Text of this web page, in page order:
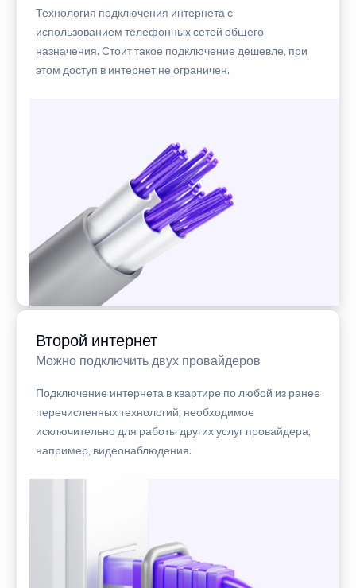
Технология подключения интернета с
использованием телефонных сетей общего
назначения. Стоит такое подключение дешевле, при
этом доступ в интернет не ограничен.
Второй интернет
Можно подключить двух провайдеров
Подключение интернета в квартире по любой из ранее
перечисленных технологий, необходимое
исключительно для работы других услуг провайдера,
например, видеонаблюдения.